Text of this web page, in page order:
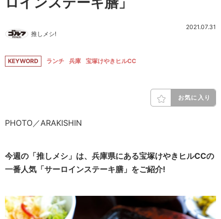
推しメシ!
2021.07.31
KEYWORD ランチ 兵庫 宝塚けやきヒルCC
お気に入り
PHOTO／ARAKISHIN
今週の「推しメシ」は、兵庫県にある宝塚けやきヒルCCの
一番人気「サーロインステーキ膳」をご紹介!